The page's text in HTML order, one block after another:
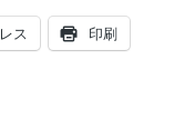
ス 印刷